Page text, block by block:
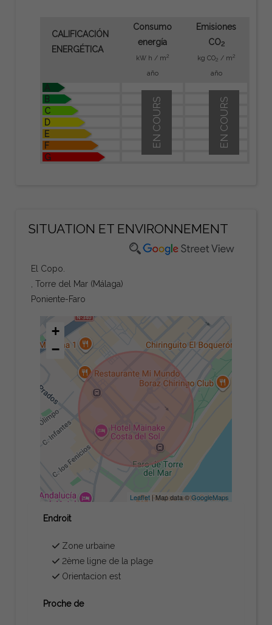
CALIFICACIÓN
ENERGÉTICA
Consumo
energía
kW h / m2
año
Emisiones
CO2
kg CO2 / m2
año
A
B
C
D
E
F
G
EN COURS
EN COURS
SITUATION ET ENVIRONNEMENT
El Copo.
, Torre del Mar (Málaga)
Poniente-Faro
+
−
Leaflet| Map data ©GoogleMaps
Endroit
Zone urbaine
2ème ligne de la plage
Orientacion est
Proche de